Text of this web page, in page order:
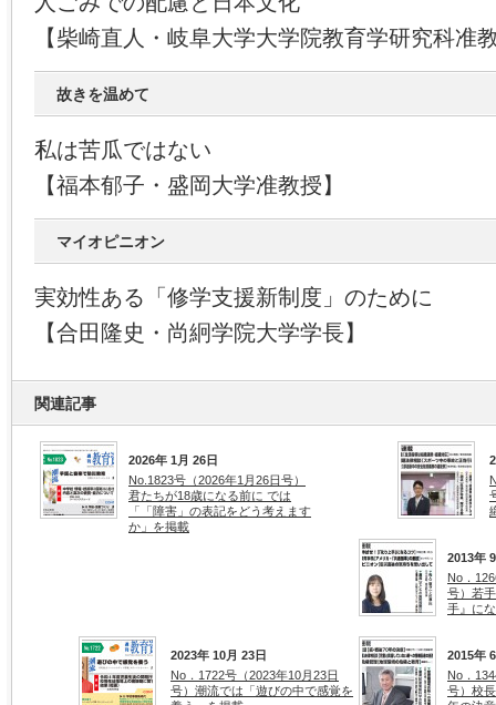
【柴崎直人・岐阜大学大学院教育学研究科准
故きを温めて
私は苦瓜ではない
【福本郁子・盛岡大学准教授】
マイオピニオン
実効性ある「修学支援新制度」のために
【合田隆史・尚絅学院大学学長】
関連記事
2026年 1月 26日
No.1823号（2026年1月26日号）
君たちが18歳になる前に では
「「障害」の表記をどう考えます
か」を掲載
2013年
No．
号）若
手』に
2023年 10月 23日
No．1722号（2023年10月23日
号）潮流では「遊びの中で感覚を
2015年
No．
号）校